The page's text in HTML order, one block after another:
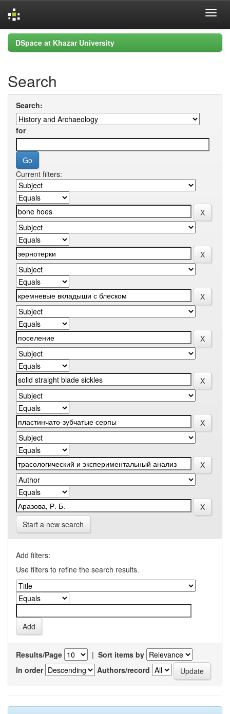
Skip
navigation
DSpace at Khazar University
Search
Search:
for
Current filters:
Start a new search
Add filters:
Use filters to refine the search results.
Results/Page | Sort items by
In order
Authors/record